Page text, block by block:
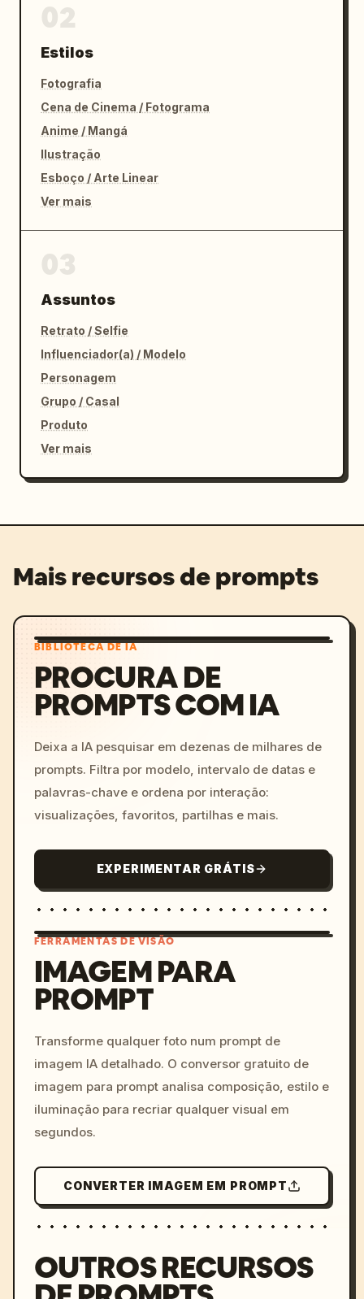
Estilos
Fotografia
Cena de Cinema / Fotograma
Anime / Mangá
Ilustração
Esboço / Arte Linear
Ver mais
Assuntos
Retrato / Selfie
Influenciador(a) / Modelo
Personagem
Grupo / Casal
Produto
Ver mais
Mais recursos de prompts
BIBLIOTECA DE IA
PROCURA DE
PROMPTS COM IA
Deixa a IA pesquisar em dezenas de milhares de
prompts. Filtra por modelo, intervalo de datas e
palavras-chave e ordena por interação:
visualizações, favoritos, partilhas e mais.
EXPERIMENTAR GRÁTIS
colors, 8k --v 6.0
FERRAMENTAS DE VISÃO
IMAGEM PARA
PROMPT
Transforme qualquer foto num prompt de
imagem IA detalhado. O conversor gratuito de
imagem para prompt analisa composição, estilo e
iluminação para recriar qualquer visual em
segundos.
CONVERTER IMAGEM EM PROMPT
OUTROS RECURSOS